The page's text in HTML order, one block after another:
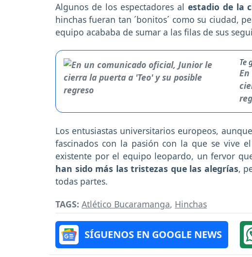
Algunos de los espectadores al estadio de la
hinchas fueran tan ´bonitos´ como su ciudad,
equipo acababa de sumar a las filas de sus
Te
Los entusiastas universitarios europeos,
fascinados con la pasión con la que se vive
existente por el equipo leopardo, un fervor
han sido más las tristezas que las alegrías,
todas partes.
TAGS: Atlético Bucaramanga, Hinchas
SÍGUENOS EN GOOGLE NEWS